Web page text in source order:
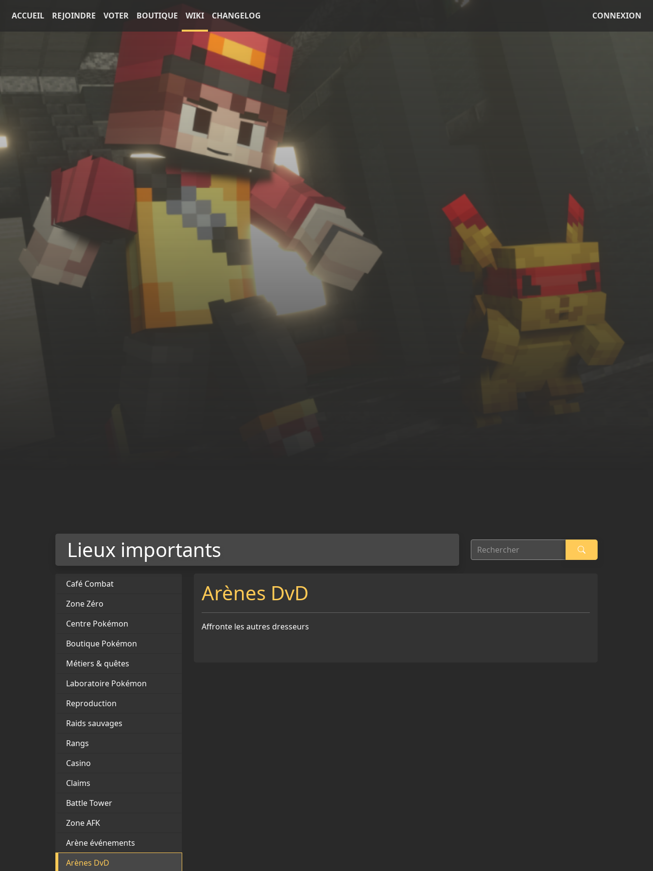
ACCUEIL REJOINDRE VOTER BOUTIQUE WIKI CHANGELOG CONNEXION
Lieux importants Rechercher
Café Combat
Zone Zéro
Centre Pokémon
Boutique Pokémon
Métiers & quêtes
Laboratoire Pokémon
Reproduction
Raids sauvages
Rangs
Casino
Claims
Battle Tower
Zone AFK
Arène événements
Arènes DvD
Arènes DvD
Affronte les autres dresseurs